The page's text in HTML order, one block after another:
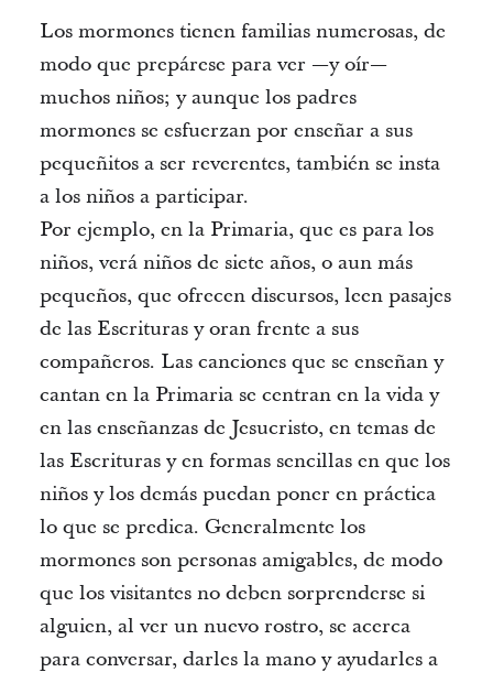
Los mormones tienen familias numerosas, de
modo que prepárese para ver —y oír—
muchos niños; y aunque los padres
mormones se esfuerzan por enseñar a sus
pequeñitos a ser reverentes, también se insta
a los niños a participar.
Por ejemplo, en la Primaria, que es para los
niños, verá niños de siete años, o aun más
pequeños, que ofrecen discursos, leen pasajes
de las Escrituras y oran frente a sus
compañeros. Las canciones que se enseñan y
cantan en la Primaria se centran en la vida y
en las enseñanzas de Jesucristo, en temas de
las Escrituras y en formas sencillas en que los
niños y los demás puedan poner en práctica
lo que se predica. Generalmente los
mormones son personas amigables, de modo
que los visitantes no deben sorprenderse si
alguien, al ver un nuevo rostro, se acerca
para conversar, darles la mano y ayudarles a